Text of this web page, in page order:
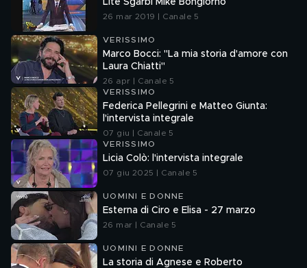
Lite Sgarbi Mike Bongiorno
26 mar 2019 | Canale 5
VERISSIMO
Marco Bocci: "La mia storia d'amore con
Laura Chiatti"
26 apr | Canale 5
VERISSIMO
Federica Pellegrini e Matteo Giunta:
l'intervista integrale
07 giu | Canale 5
VERISSIMO
Licia Colò: l'intervista integrale
07 giu 2025 | Canale 5
UOMINI E DONNE
Esterna di Ciro e Elisa - 27 marzo
26 mar | Canale 5
UOMINI E DONNE
La storia di Agnese e Roberto